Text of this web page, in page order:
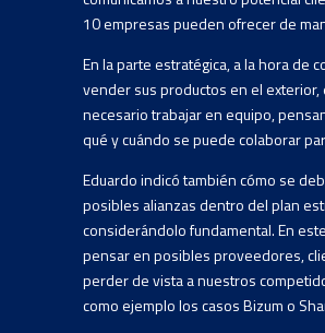
10 empresas pueden ofrecer de
En la parte estratégica, a la hora de
vender sus productos en el exterior,
necesario trabajar en equipo,
qué y cuándo se puede colaborar
Eduardo indicó también cómo se
posibles alianzas dentro del plan
considerándolo fundamental. En
pensar en posibles proveedores,
perder de vista a nuestros
como ejemplo los casos Bizum o